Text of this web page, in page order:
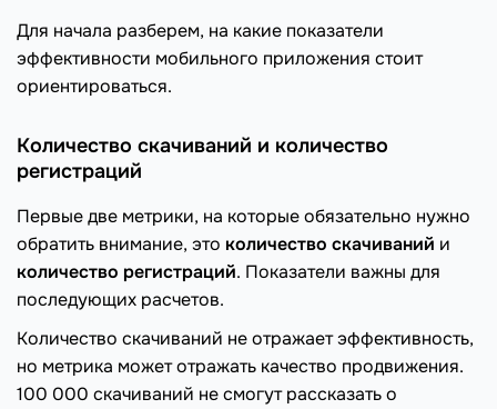
Для начала разберем, на какие показатели
эффективности мобильного приложения стоит
ориентироваться.
Количество скачиваний и количество
регистраций
Первые две метрики, на которые обязательно нужно
обратить внимание, это количество скачиваний и
количество регистраций. Показатели важны для
последующих расчетов.
Количество скачиваний не отражает эффективность,
но метрика может отражать качество продвижения.
100 000 скачиваний не смогут рассказать о